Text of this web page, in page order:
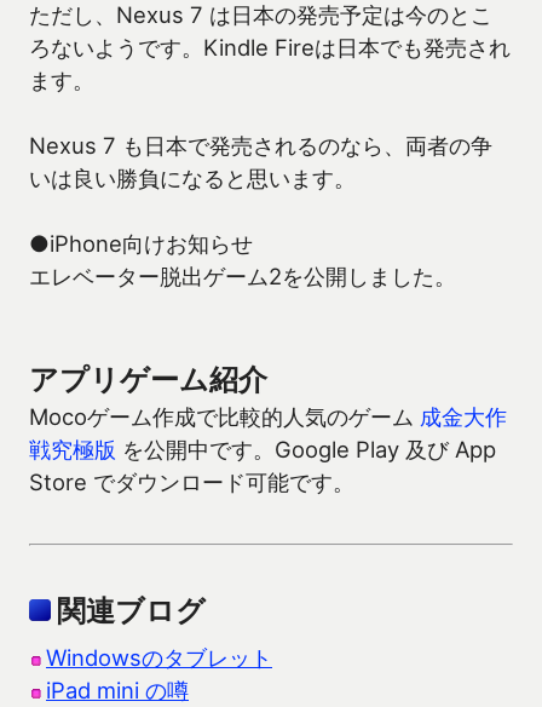
ただし、Nexus 7 は日本の発売予定は今のとこ
ろないようです。Kindle Fireは日本でも発売され
ます。
Nexus 7 も日本で発売されるのなら、両者の争
いは良い勝負になると思います。
●iPhone向けお知らせ
エレベーター脱出ゲーム2を公開しました。
アプリゲーム紹介
Mocoゲーム作成で比較的人気のゲーム 成金大作
戦究極版 を公開中です。Google Play 及び App
Store でダウンロード可能です。
関連ブログ
Windowsのタブレット
iPad mini の噂